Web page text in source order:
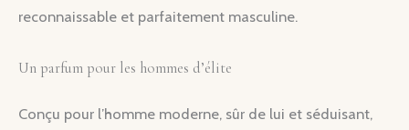
reconnaissable et parfaitement masculine.
Un parfum pour les hommes d’élite
Conçu pour l’homme moderne, sûr de lui et séduisant,